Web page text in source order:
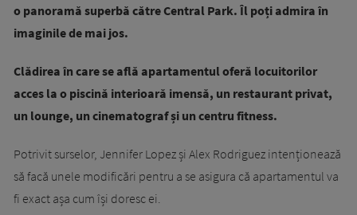
o panoramă superbă către Central Park. Îl poți admira în
imaginile de mai jos.
Clădirea în care se află apartamentul oferă locuitorilor
acces la o piscină interioară imensă, un restaurant privat,
un lounge, un cinematograf și un centru fitness.
Potrivit surselor, Jennifer Lopez și Alex Rodriguez intenționează
să facă unele modificări pentru a se asigura că apartamentul va
fi exact așa cum își doresc ei.